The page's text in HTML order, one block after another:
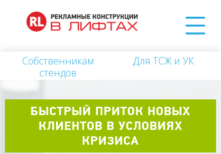
Собственникам
стендов
Для ТСЖ и УК
БЫСТРЫЙ ПРИТОК НОВЫХ
КЛИЕНТОВ В УСЛОВИЯХ
КРИЗИСА